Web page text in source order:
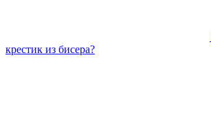
крестик из бисера?